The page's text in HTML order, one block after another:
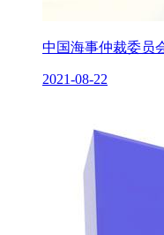
中国海事仲裁委员
2021-08-22